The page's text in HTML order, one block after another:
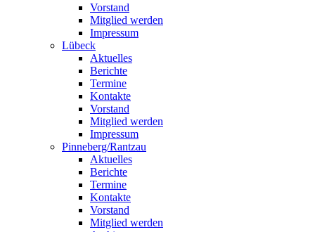
Vorstand
Mitglied werden
Impressum
Lübeck
Aktuelles
Berichte
Termine
Kontakte
Vorstand
Mitglied werden
Impressum
Pinneberg/Rantzau
Aktuelles
Berichte
Termine
Kontakte
Vorstand
Mitglied werden